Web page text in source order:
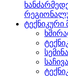
ტექნიკური